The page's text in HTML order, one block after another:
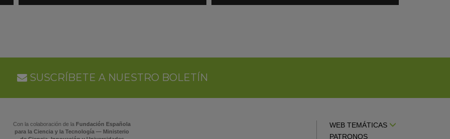
en
en
en
SUSCRÍBETE A NUESTRO BOLETÍN
Con la colaboración de la Fundación Española
para la Ciencia y la Tecnología — Ministerio
WEB TEMÁTICAS
PATRONOS